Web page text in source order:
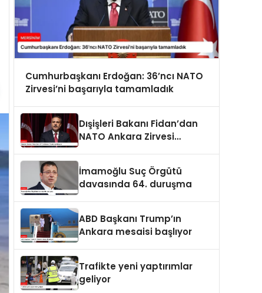
Cumhurbaşkanı Erdoğan: 36’ncı NATO
Zirvesi’ni başarıyla tamamladık
Dışişleri Bakanı Fidan’dan
NATO Ankara Zirvesi
İmamoğlu Suç Örgütü
davasında 64. duruşma
ABD Başkanı Trump’ın
Ankara mesaisi başlıyor
Trafikte yeni yaptırımlar
geliyor